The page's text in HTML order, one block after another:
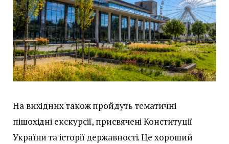
На вихідних також пройдуть тематичні
пішохідні екскурсії, присвячені Конституції
України та історії державності. Це хороший